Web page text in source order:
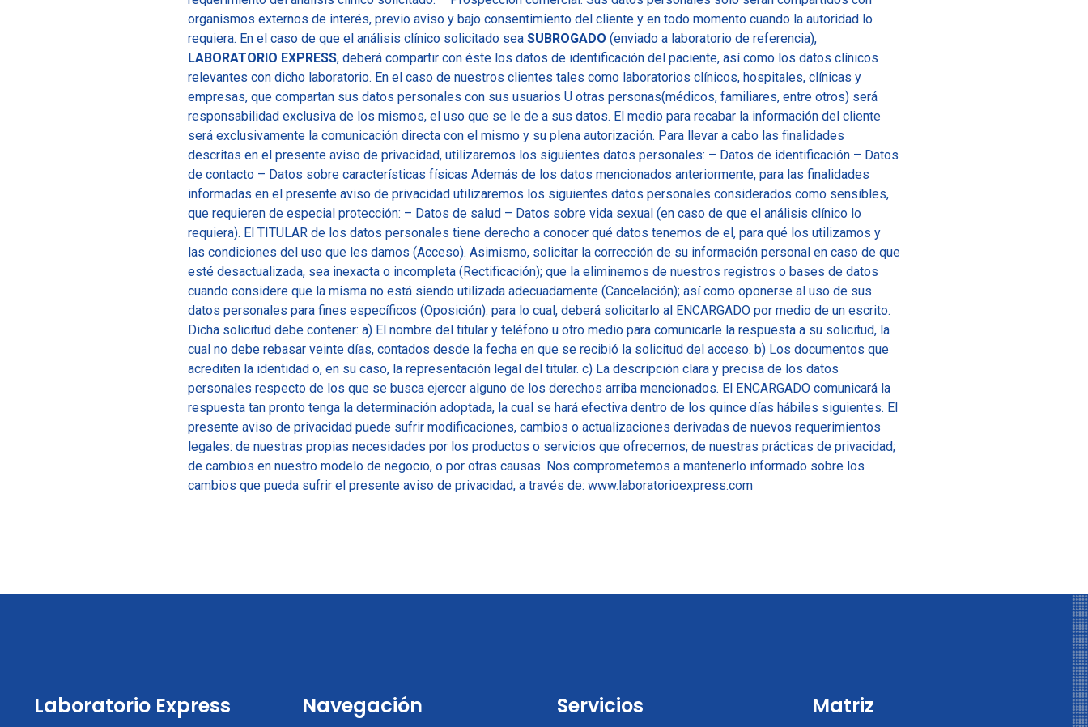
organismos externos de interés, previo aviso y bajo consentimiento del cliente y en todo momento cuando la autoridad lo
requiera. En el caso de que el análisis clínico solicitado sea SUBROGADO (enviado a laboratorio de referencia),
LABORATORIO EXPRESS, deberá compartir con éste los datos de identificación del paciente, así como los datos clínicos
relevantes con dicho laboratorio. En el caso de nuestros clientes tales como laboratorios clínicos, hospitales, clínicas y
empresas, que compartan sus datos personales con sus usuarios U otras personas(médicos, familiares, entre otros) será
responsabilidad exclusiva de los mismos, el uso que se le de a sus datos. El medio para recabar la información del cliente
será exclusivamente la comunicación directa con el mismo y su plena autorización. Para llevar a cabo las finalidades
descritas en el presente aviso de privacidad, utilizaremos los siguientes datos personales: – Datos de identificación – Datos
de contacto – Datos sobre características físicas Además de los datos mencionados anteriormente, para las finalidades
informadas en el presente aviso de privacidad utilizaremos los siguientes datos personales considerados como sensibles,
que requieren de especial protección: – Datos de salud – Datos sobre vida sexual (en caso de que el análisis clínico lo
requiera). El TITULAR de los datos personales tiene derecho a conocer qué datos tenemos de el, para qué los utilizamos y
las condiciones del uso que les damos (Acceso). Asimismo, solicitar la corrección de su información personal en caso de que
esté desactualizada, sea inexacta o incompleta (Rectificación); que la eliminemos de nuestros registros o bases de datos
cuando considere que la misma no está siendo utilizada adecuadamente (Cancelación); así como oponerse al uso de sus
datos personales para fines específicos (Oposición). para lo cual, deberá solicitarlo al ENCARGADO por medio de un escrito.
Dicha solicitud debe contener: a) El nombre del titular y teléfono u otro medio para comunicarle la respuesta a su solicitud, la
cual no debe rebasar veinte días, contados desde la fecha en que se recibió la solicitud del acceso. b) Los documentos que
acrediten la identidad o, en su caso, la representación legal del titular. c) La descripción clara y precisa de los datos
personales respecto de los que se busca ejercer alguno de los derechos arriba mencionados. El ENCARGADO comunicará la
respuesta tan pronto tenga la determinación adoptada, la cual se hará efectiva dentro de los quince días hábiles siguientes. El
presente aviso de privacidad puede sufrir modificaciones, cambios o actualizaciones derivadas de nuevos requerimientos
legales: de nuestras propias necesidades por los productos o servicios que ofrecemos; de nuestras prácticas de privacidad;
de cambios en nuestro modelo de negocio, o por otras causas. Nos comprometemos a mantenerlo informado sobre los
cambios que pueda sufrir el presente aviso de privacidad, a través de: www.laboratorioexpress.com
Laboratorio Express Navegación Servicios Matriz